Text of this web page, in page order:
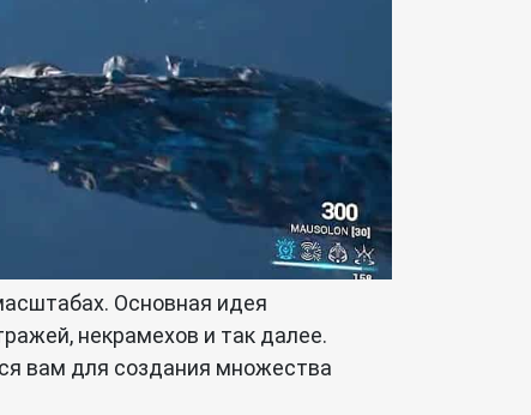
Основная идея
некрамехов и так далее.
вам для создания множества